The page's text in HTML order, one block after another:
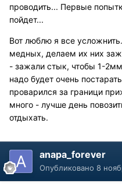
проводить... Первые
пойдет...
Вот люблю я все
медных, делаем их них
- зажали стык, чтобы 1-
надо будет очень
проварился за граници
много - лучше день
отдыхать.
anapa_forever
Опубликовано 8